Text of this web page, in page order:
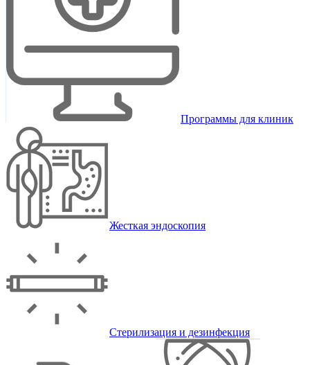
Программы для клиник
Жесткая эндоскопия
Стерилизация и дезинфекция